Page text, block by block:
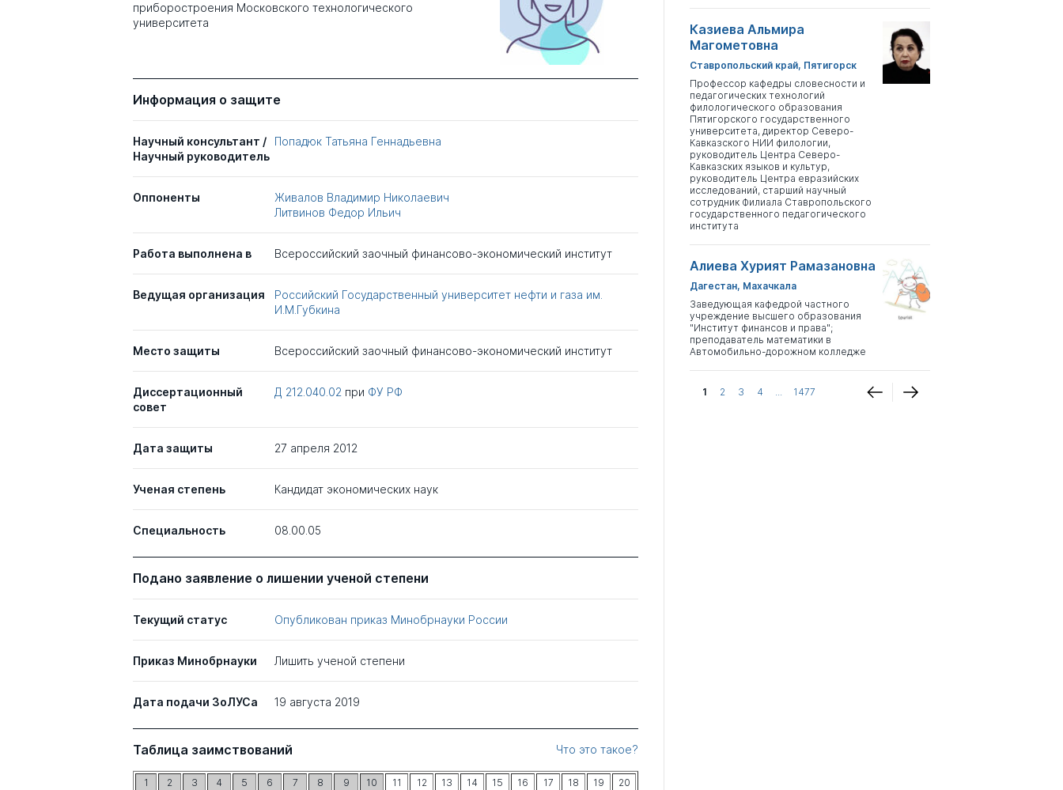
приборостроения Московского технологического
университета
Информация о защите
Научный консультант /
Научный руководитель
Попадюк Татьяна Геннадьевна
Оппоненты
Живалов Владимир Николаевич
Литвинов Федор Ильич
Работа выполнена в Всероссийский заочный финансово-экономический институт
Ведущая организация
Российский Государственный университет нефти и газа им.
И.М.Губкина
Место защиты Всероссийский заочный финансово-экономический институт
Диссертационный
совет
Д 212.040.02 при ФУ РФ
Дата защиты 27 апреля 2012
Ученая степень Кандидат экономических наук
Специальность 08.00.05
Подано заявление о лишении ученой степени
Текущий статус Опубликован приказ Минобрнауки России
Приказ Минобрнауки Лишить ученой степени
Дата подачи ЗоЛУСа 19 августа 2019
Таблица заимствований Что это такое?
1 2 3 4 5 6 7 8 9 10 11 12 13 14 15 16 17 18 19
20
Казиева Альмира
Магометовна
Ставропольский край, Пятигорск
Профессор кафедры словесности и
педагогических технологий
филологического образования
Пятигорского государственного
университета, директор Северо-
Кавказского НИИ филологии,
руководитель Центра Северо-
Кавказских языков и культур,
руководитель Центра евразийских
исследований, старший научный
сотрудник Филиала Ставропольского
государственного педагогического
института
Алиева Хурият Рамазановна
Дагестан, Махачкала
Заведующая кафедрой частного
учреждение высшего образования
"Институт финансов и права";
преподаватель математики в
Автомобильно-дорожном колледже
1 2 3 4 ... 1477